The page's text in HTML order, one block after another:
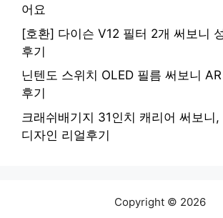
어요
[호환] 다이슨 V12 필터 2개 써보니
후기
닌텐도 스위치 OLED 필름 써보니
후기
크래쉬배기지 31인치 캐리어 써보니
디자인 리얼후기
Copyright © 2026